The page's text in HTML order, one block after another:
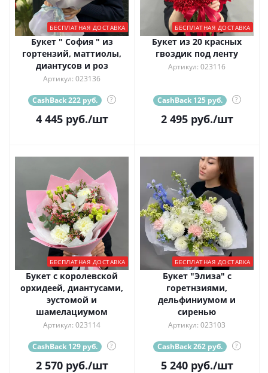
БЕСПЛАТНАЯ ДОСТАВКА
Букет " София " из
гортензий, маттиолы,
диантусов и роз
Артикул: 023136
CashBack 222 руб. ?
4 445руб./шт
БЕСПЛАТНАЯ ДОСТАВКА
Букет из 20 красных
гвоздик под ленту
Артикул: 023116
CashBack 125 руб. ?
2 495руб./шт
БЕСПЛАТНАЯ ДОСТАВКА
Букет с королевской
орхидеей, диантусами,
эустомой и
шамелациумом
Артикул: 023114
CashBack 129 руб. ?
2 570руб./шт
БЕСПЛАТНАЯ ДОСТАВКА
Букет "Элиза" с
горетнзиями,
дельфиниумом и
сиренью
Артикул: 023103
CashBack 262 руб. ?
5 240руб./шт